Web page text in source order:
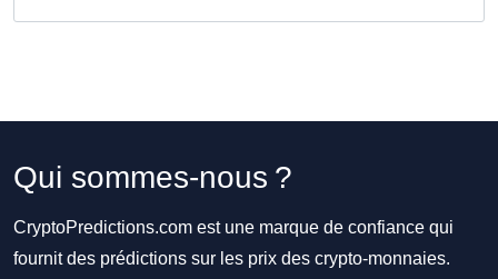
Qui sommes-nous ?
CryptoPredictions.com est une marque de confiance qui
fournit des prédictions sur les prix des crypto-monnaies.